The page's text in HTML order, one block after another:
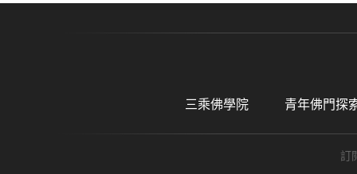
三乘佛學院 青年佛門探
訂